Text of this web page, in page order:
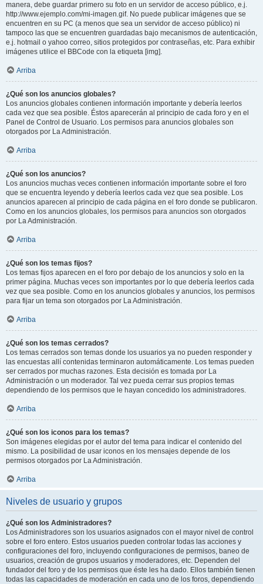
manera, debe guardar primero su foto en un servidor de acceso público, e.j.
http://www.ejemplo.com/mi-imagen.gif. No puede publicar imágenes que se
encuentren en su PC (a menos que sea un servidor de acceso público) ni
tampoco las que se encuentren guardadas bajo mecanismos de autenticación,
e.j. hotmail o yahoo correo, sitios protegidos por contraseñas, etc. Para exhibir
imágenes utilice el BBCode con la etiqueta [img].
Arriba
¿Qué son los anuncios globales?
Los anuncios globales contienen información importante y debería leerlos
cada vez que sea posible. Éstos aparecerán al principio de cada foro y en el
Panel de Control de Usuario. Los permisos para anuncios globales son
otorgados por La Administración.
Arriba
¿Qué son los anuncios?
Los anuncios muchas veces contienen información importante sobre el foro
que se encuentra leyendo y debería leerlos cada vez que sea posible. Los
anuncios aparecen al principio de cada página en el foro donde se publicaron.
Como en los anuncios globales, los permisos para anuncios son otorgados
por La Administración.
Arriba
¿Qué son los temas fijos?
Los temas fijos aparecen en el foro por debajo de los anuncios y solo en la
primer página. Muchas veces son importantes por lo que debería leerlos cada
vez que sea posible. Como en los anuncios globales y anuncios, los permisos
para fijar un tema son otorgados por La Administración.
Arriba
¿Qué son los temas cerrados?
Los temas cerrados son temas donde los usuarios ya no pueden responder y
las encuestas allí contenidas terminaron automáticamente. Los temas pueden
ser cerrados por muchas razones. Esta decisión es tomada por La
Administración o un moderador. Tal vez pueda cerrar sus propios temas
dependiendo de los permisos que le hayan concedido los administradores.
Arriba
¿Qué son los iconos para los temas?
Son imágenes elegidas por el autor del tema para indicar el contenido del
mismo. La posibilidad de usar iconos en los mensajes depende de los
permisos otorgados por La Administración.
Arriba
Niveles de usuario y grupos
¿Qué son los Administradores?
Los Administradores son los usuarios asignados con el mayor nivel de control
sobre el foro entero. Estos usuarios pueden controlar todas las acciones y
configuraciones del foro, incluyendo configuraciones de permisos, baneo de
usuarios, creación de grupos usuarios y moderadores, etc. Dependen del
fundador del foro y de los permisos que éste les ha dado. Ellos también tienen
todas las capacidades de moderación en cada uno de los foros, dependiendo